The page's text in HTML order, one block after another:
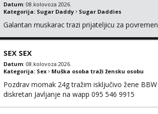
Datum: 08.kolovoza 2026.
Kategorija: Sugar Daddy Sugar Daddies
Galantan muskarac trazi prijateljicu za
SEX SEX
Datum: 08.kolovoza 2026.
Kategorija: Sex Muška osoba traži žensku osobu
Pozdrav momak 24g tražim isključivo žene
diskretan Javljanje na wapp 095 546 9915